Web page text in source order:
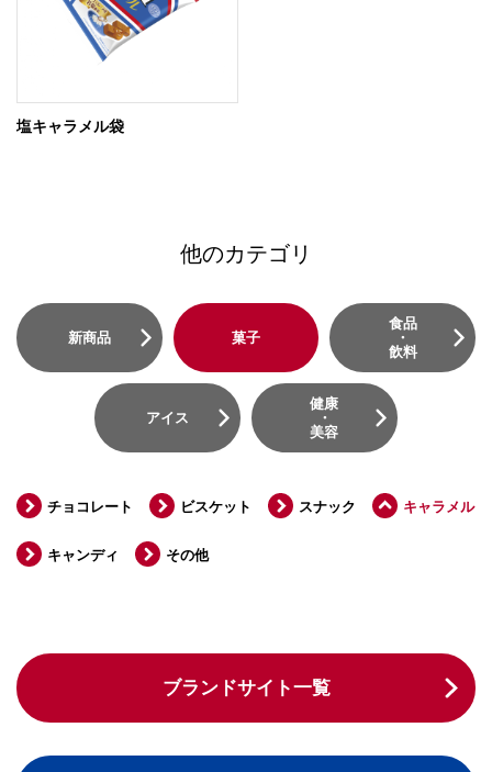
塩キャラメル袋
他のカテゴリ
新商品 菓子
食品
・
飲料
アイス
健康
・
美容
チョコレート ビスケット スナック キャラメル
キャンディ その他
ブランドサイト一覧